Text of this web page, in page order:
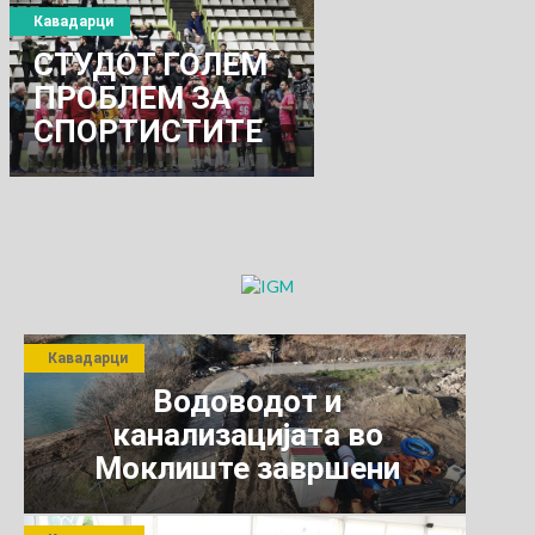
кон иднината“
СТУДОТ ГОЛЕМ
ПРОБЛЕМ ЗА
СПОРТИСТИТЕ
Кавадарци
Водоводот и
канализацијата во
Моклиште завршени
Кавадарци